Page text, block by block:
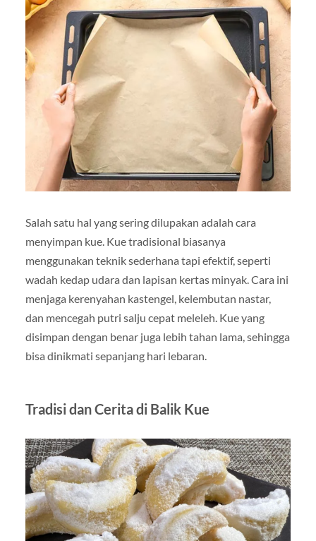
Salah satu hal yang sering dilupakan adalah cara
menyimpan kue. Kue tradisional biasanya
menggunakan teknik sederhana tapi efektif, seperti
wadah kedap udara dan lapisan kertas minyak. Cara ini
menjaga kerenyahan kastengel, kelembutan nastar,
dan mencegah putri salju cepat meleleh. Kue yang
disimpan dengan benar juga lebih tahan lama, sehingga
bisa dinikmati sepanjang hari lebaran.
Tradisi dan Cerita di Balik Kue